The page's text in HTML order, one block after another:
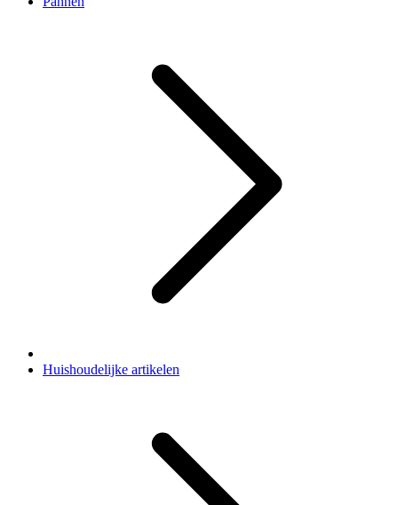
Huishoudelijke artikelen